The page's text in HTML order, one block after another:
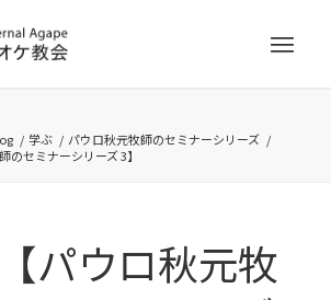
/ 学ぶ / パウロ秋元牧師のセミナーシリーズ /
セミナーシリーズ 3】
パウロ秋元牧